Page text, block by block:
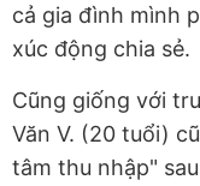
cả gia đình mình
xúc động chia sẻ.
Cũng giống với
Văn V. (20 tuổi)
tâm thu nhập"